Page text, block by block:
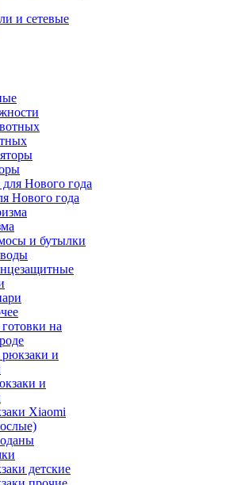
и сетевые
Нового года
и бутылки
на
и
Xiaomi
детские